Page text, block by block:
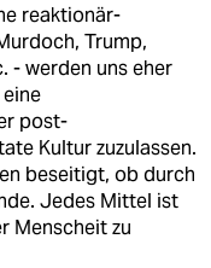
reaktionär-
Trump,
- werden uns eher
post-
Kultur zuzulassen.
beseitigt, ob durch
Jedes Mittel ist
Menscheit zu